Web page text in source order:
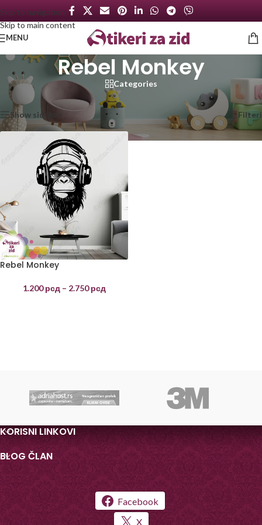
Skip to navigation
Skip to main content
MENU
Rebel Monkey
Categories
Početna
Proizvod označen „Rebel Monkey“ Prikazan jedan rezultat
Show sidebar Filteri
Rebel Monkey
1.200рсд – 2.750рсд
KORISNI LINKOVI
BLOG ČLAN
Facebook
X